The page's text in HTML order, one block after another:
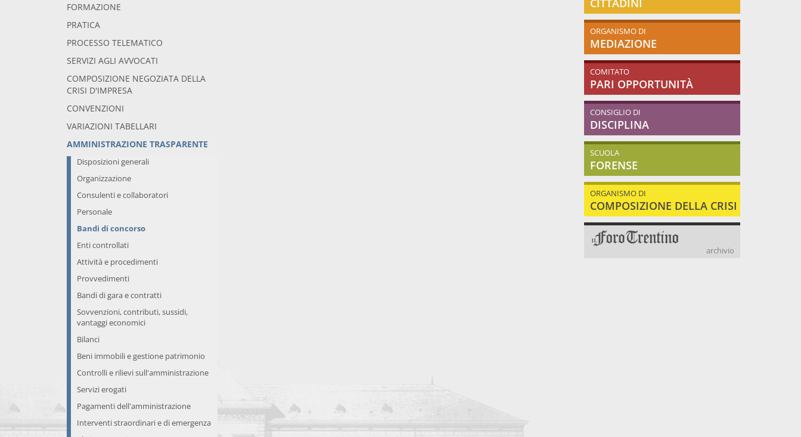
FORMAZIONE
PRATICA
PROCESSO TELEMATICO
SERVIZI AGLI AVVOCATI
COMPOSIZIONE NEGOZIATA DELLA
CRISI D'IMPRESA
CONVENZIONI
VARIAZIONI TABELLARI
AMMINISTRAZIONE TRASPARENTE
Disposizioni generali
Organizzazione
Consulenti e collaboratori
Personale
Bandi di concorso
Enti controllati
Attività e procedimenti
Provvedimenti
Bandi di gara e contratti
Sovvenzioni, contributi, sussidi,
vantaggi economici
Bilanci
Beni immobili e gestione patrimonio
Controlli e rilievi sull'amministrazione
Servizi erogati
Pagamenti dell'amministrazione
Interventi straordinari e di emergenza
CITTADINI
ORGANISMO DI
MEDIAZIONE
COMITATO
PARI OPPORTUNITÀ
CONSIGLIO DI
DISCIPLINA
SCUOLA
FORENSE
ORGANISMO DI
COMPOSIZIONE DELLA CRISI
archivio